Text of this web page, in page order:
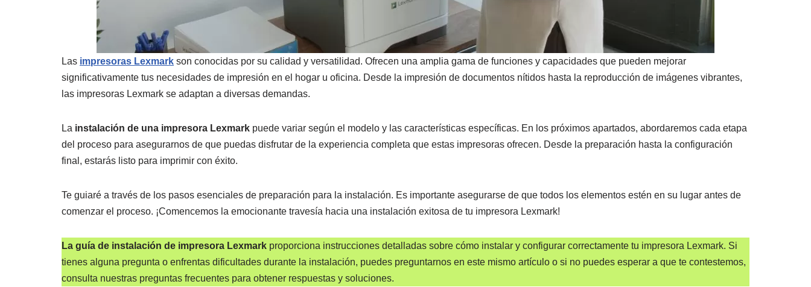
Las impresoras Lexmark son conocidas por su calidad y versatilidad. Ofrecen una amplia gama de funciones y capacidades que pueden mejorar
significativamente tus necesidades de impresión en el hogar u oficina. Desde la impresión de documentos nítidos hasta la reproducción de imágenes vibrantes,
las impresoras Lexmark se adaptan a diversas demandas.
La instalación de una impresora Lexmark puede variar según el modelo y las características específicas. En los próximos apartados, abordaremos cada etapa
del proceso para asegurarnos de que puedas disfrutar de la experiencia completa que estas impresoras ofrecen. Desde la preparación hasta la configuración
final, estarás listo para imprimir con éxito.
Te guiaré a través de los pasos esenciales de preparación para la instalación. Es importante asegurarse de que todos los elementos estén en su lugar antes de
comenzar el proceso. ¡Comencemos la emocionante travesía hacia una instalación exitosa de tu impresora Lexmark!
La guía de instalación de impresora Lexmark proporciona instrucciones detalladas sobre cómo instalar y configurar correctamente tu impresora Lexmark. Si
tienes alguna pregunta o enfrentas dificultades durante la instalación, puedes preguntarnos en este mismo artículo o si no puedes esperar a que te contestemos,
consulta nuestras preguntas frecuentes para obtener respuestas y soluciones.